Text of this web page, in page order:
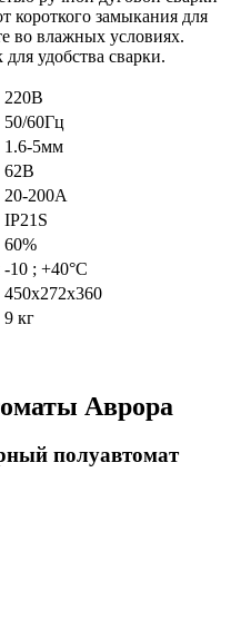
короткого замыкания для
во влажных условиях.
удобства сварки.
220В
50/60Гц
1.6-5мм
62В
20-200А
IP21S
60%
-10 ; +40°C
450х272х360
9 кг
Аврора
полуавтомат